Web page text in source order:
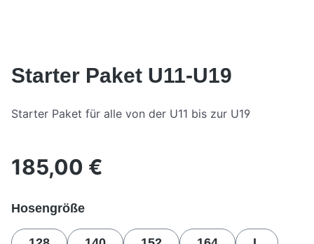
Starter Paket U11-U19
Starter Paket für alle von der U11 bis zur U19
Regulärer Preis:
185,00 €
Hosengrößeauswählen